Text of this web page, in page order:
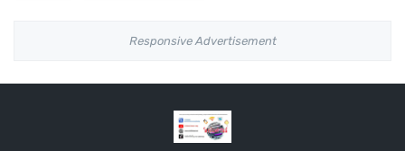
Responsive Advertisement